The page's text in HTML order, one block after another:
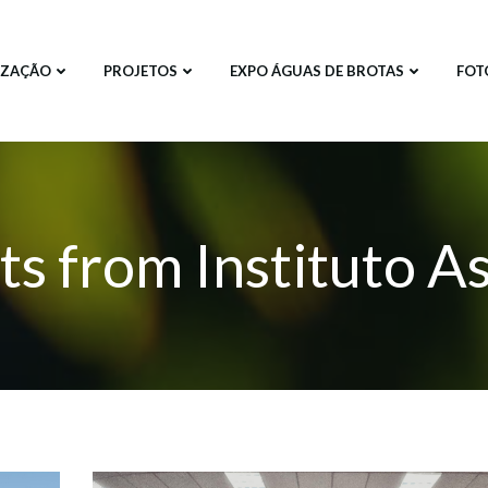
PROJETOS EXPO ÁGUAS DE BROTAS
from Instituto